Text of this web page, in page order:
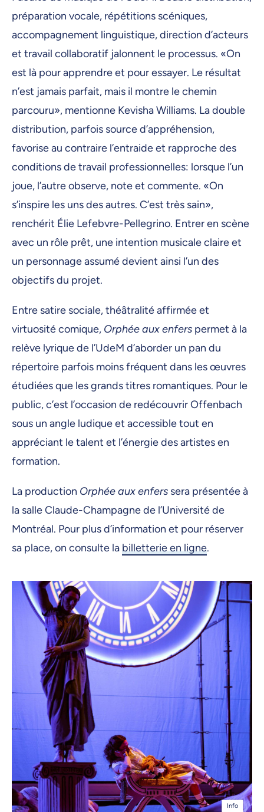
préparation vocale, répétitions scéniques,
accompagnement linguistique, direction d’acteurs
et travail collaboratif jalonnent le processus. «On
est là pour apprendre et pour essayer. Le résultat
n’est jamais parfait, mais il montre le chemin
parcouru», mentionne Kevisha Williams. La double
distribution, parfois source d’appréhension,
favorise au contraire l’entraide et rapproche des
conditions de travail professionnelles: lorsque l’un
joue, l’autre observe, note et commente. «On
s’inspire les uns des autres. C’est très sain»,
renchérit Élie Lefebvre-Pellegrino. Entrer en scène
avec un rôle prêt, une intention musicale claire et
un personnage assumé devient ainsi l’un des
objectifs du projet.
Entre satire sociale, théâtralité affirmée et
virtuosité comique, Orphée aux enfers permet à la
relève lyrique de l’UdeM d’aborder un pan du
répertoire parfois moins fréquent dans les œuvres
étudiées que les grands titres romantiques. Pour le
public, c’est l’occasion de redécouvrir Offenbach
sous un angle ludique et accessible tout en
appréciant le talent et l’énergie des artistes en
formation.
La production Orphée aux enfers sera présentée à
la salle Claude-Champagne de l’Université de
Montréal. Pour plus d’information et pour réserver
sa place, on consulte la billetterie en ligne.
Info